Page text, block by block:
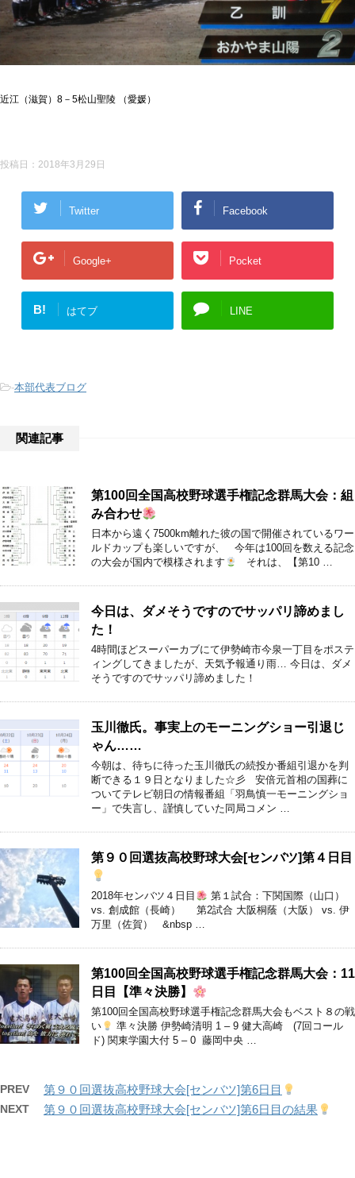
近江（滋賀）8－5松山聖陵 （愛媛）
投稿日： 2018年3月29日
Twitter Facebook
Google+ Pocket
B! はてブ LINE
-本部代表ブログ
関連記事
第100回全国高校野球選手権記念群馬大会：組
み合わせ
日本から遠く7500km離れた彼の国で開催されているワー
ルドカップも楽しいですが、 今年は100回を数える記念
の大会が国内で模様されます
それは、【第10 …
今日は、ダメそうですのでサッパリ諦めまし
た！
4時間ほどスーパーカブにて伊勢崎市今泉一丁目をポステ
ィングしてきましたが、天気予報通り雨… 今日は、ダメ
そうですのでサッパリ諦めました！
玉川徹氏。事実上のモーニングショー引退じ
ゃん……
今朝は、待ちに待った玉川徹氏の続投か番組引退かを判
断できる１９日となりました☆彡 安倍元首相の国葬に
ついてテレビ朝日の情報番組「羽鳥慎一モーニングショ
ー」で失言し、謹慎していた同局コメン …
第９０回選抜高校野球大会[センバツ]第４日目
2018年センバツ４日目
第１試合：下関国際（山口）
vs. 創成館（長崎） 第2試合 大阪桐蔭（大阪） vs. 伊
万里（佐賀） &nbsp …
第100回全国高校野球選手権記念群馬大会：11
日目【準々決勝】
第100回全国高校野球選手権記念群馬大会もベスト８の戦
い
準々決勝 伊勢崎清明 1 – 9 健大高崎 (7回コール
ド) 関東学園大付 5 – 0 藤岡中央 …
PREV 第９０回選抜高校野球大会[センバツ]第6日目
NEXT 第９０回選抜高校野球大会[センバツ]第6日目の結果